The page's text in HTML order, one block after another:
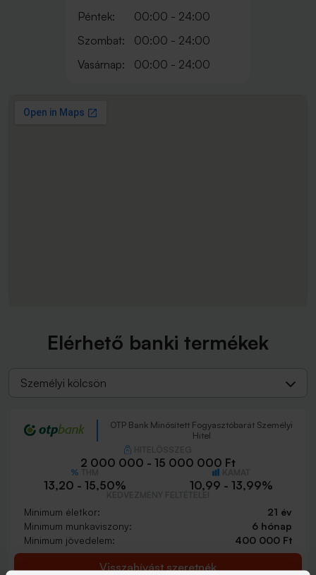
Péntek:
00:00 - 24:00
Szombat:
00:00 - 24:00
Vasárnap:
00:00 - 24:00
Elérhető banki termékek
Személyi kölcsön
OTP Bank Minősített Fogyasztóbarát Személyi
Hitel
2 000 000 - 15 000 000 Ft
13,20 - 15,50% 10,99 - 13,99%
Minimum életkor:
21 év
Minimum munkaviszony:
6 hónap
Minimum jövedelem:
400 000 Ft
Visszahívást szeretnék